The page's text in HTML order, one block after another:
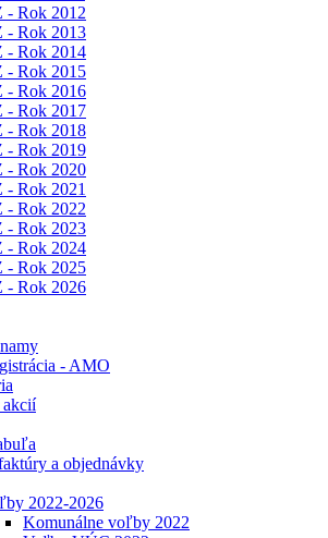
- Rok 2012
- Rok 2013
- Rok 2014
- Rok 2015
- Rok 2016
- Rok 2017
- Rok 2018
- Rok 2019
- Rok 2020
- Rok 2021
- Rok 2022
- Rok 2023
- Rok 2024
- Rok 2025
- Rok 2026
- AMO
akcií
a objednávky
2022-2026
Komunálne voľby 2022